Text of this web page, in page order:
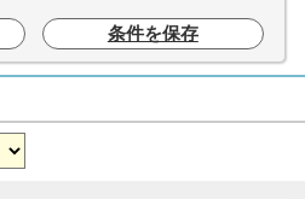
条件を保存